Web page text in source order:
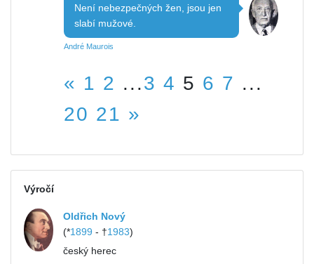
Není nebezpečných žen, jsou jen
slabí mužové.
André Maurois
« 1 2 ...3 4 5 6 7 ...
20 21 »
Výročí
Oldřich Nový
(*1899 - †1983)
český herec